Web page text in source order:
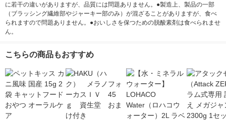
に若干の違いがありますが、品質には問題ありません。●製造上、製品の一部
（ブラッシング繊維部やジャーキー部のみ）が混ざることがありますが、食べ
られますので問題ありません。●おいしさを保つための脱酸素剤は食べられませ
ん。
こちらの商品もおすすめ